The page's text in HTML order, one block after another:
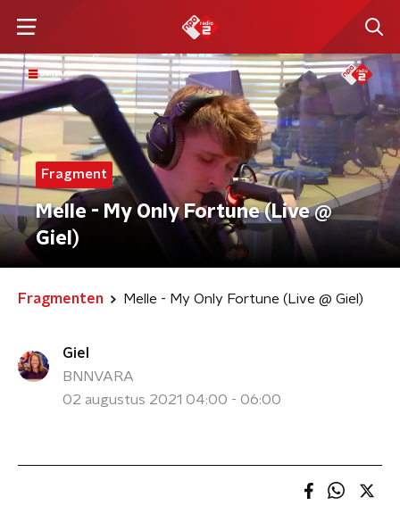
Fragment
Melle - My Only Fortune (Live @
Giel)
Fragmenten Melle - My Only Fortune (Live @ Giel)
Giel
BNNVARA
02 augustus 2021 04:00 - 06:00